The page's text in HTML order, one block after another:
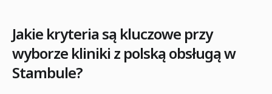
Jakie kryteria są kluczowe przy
wyborze kliniki z polską obsługą w
Stambule?